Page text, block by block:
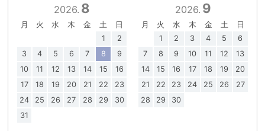
2026. 8
月 火 水 木 金 土
日
1
2
3
4 5 6 7 8
9
10
11 12 13 14 15
16
17
18 19 20 21 22
23
24
25 26 27 28 29
30
31
2026. 9
月 火 水 木 金 土
日
1
2 3 4 5
6
7
8 9 10 11 12
13
14
15 16 17 18 19
20
21
22 23 24 25 26
27
28
29 30